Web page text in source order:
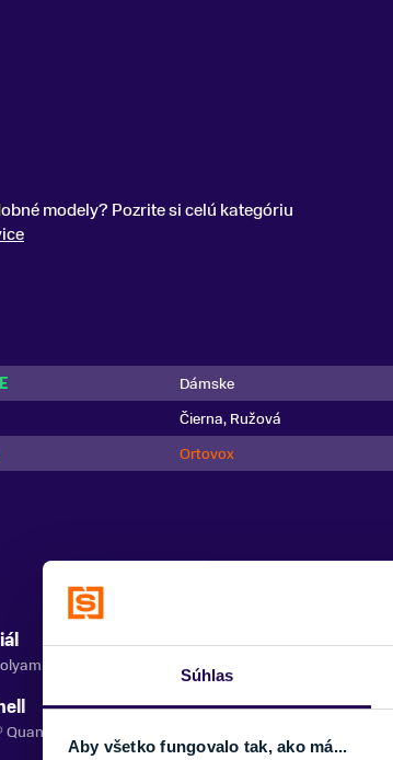
Súhlas
Aby všetko fungovalo tak, ako má...
modely? Pozrite si celú kategóriu
Dámske
Čierna, Ružová
Ortovox
21 % vlna, 6 % elastan, 100 % polyamid
Quantum Pro
100